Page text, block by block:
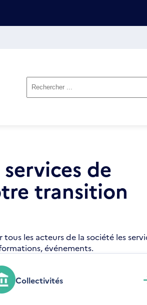
de
transition
les acteurs de la société les
événements.
Collectivités